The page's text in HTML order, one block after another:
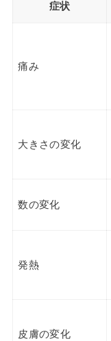
症状
痛み
大きさの変化
数の変化
発熱
皮膚の変化